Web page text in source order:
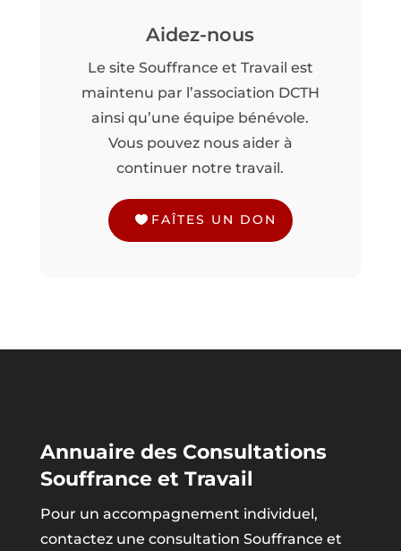
Aidez-nous
Le site Souffrance et Travail est
maintenu par l’association DCTH
ainsi qu’une équipe bénévole.
Vous pouvez nous aider à
continuer notre travail.
FAÎTES UN DON
Annuaire des Consultations
Souffrance et Travail
Pour un accompagnement individuel,
contactez une consultation Souffrance et